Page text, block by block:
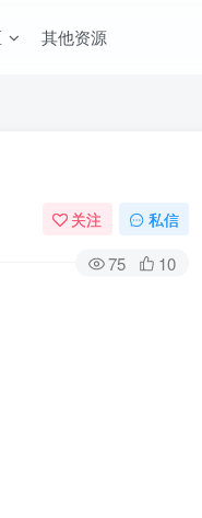
其他资源
关注 私信
75 10